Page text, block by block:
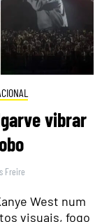
vibrar
Freire
West num
visuais, fogo